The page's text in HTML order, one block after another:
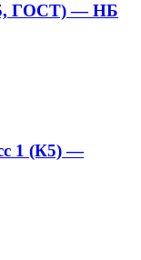
ГОСТ) — НБ
1 (К5) —